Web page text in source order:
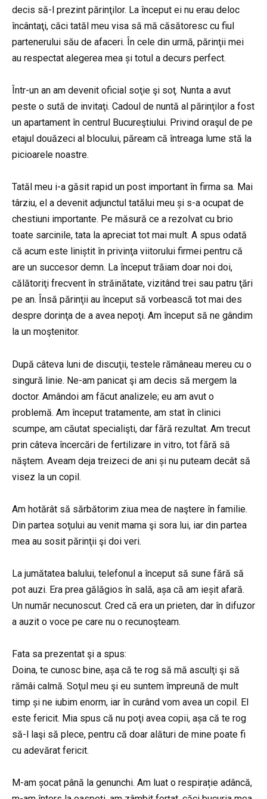
decis să-l prezint părinţilor. La început ei nu erau deloc
încântaţi, căci tatăl meu visa să mă căsătoresc cu fiul
partenerului său de afaceri. În cele din urmă, părinţii mei
au respectat alegerea mea și totul a decurs perfect.
Într-un an am devenit oficial soţie şi soţ. Nunta a avut
peste o sută de invitaţi. Cadoul de nuntă al părinţilor a fost
un apartament în centrul Bucureştiului. Privind oraşul de pe
etajul douăzeci al blocului, păream că întreaga lume stă la
picioarele noastre.
Tatăl meu i-a găsit rapid un post important în firma sa. Mai
târziu, el a devenit adjunctul tatălui meu și s-a ocupat de
chestiuni importante. Pe măsură ce a rezolvat cu brio
toate sarcinile, tata la apreciat tot mai mult. A spus odată
că acum este liniștit în privinţa viitorului firmei pentru că
are un succesor demn. La început trăiam doar noi doi,
călătoriţi frecvent în străinătate, vizitând trei sau patru ţări
pe an. Însă părinţii au început să vorbească tot mai des
despre dorinţa de a avea nepoţi. Am început să ne gândim
la un moştenitor.
După câteva luni de discuţii, testele rămâneau mereu cu o
singură linie. Ne-am panicat şi am decis să mergem la
doctor. Amândoi am făcut analizele; eu am avut o
problemă. Am început tratamente, am stat în clinici
scumpe, am căutat specialişti, dar fără rezultat. Am trecut
prin câteva încercări de fertilizare in vitro, tot fără să
năştem. Aveam deja treizeci de ani și nu puteam decât să
visez la un copil.
Am hotărât să sărbătorim ziua mea de naştere în familie.
Din partea soţului au venit mama şi sora lui, iar din partea
mea au sosit părinţii şi doi veri.
La jumătatea balului, telefonul a început să sune fără să
pot auzi. Era prea gălăgios în sală, așa că am ieșit afară.
Un număr necunoscut. Cred că era un prieten, dar în difuzor
a auzit o voce pe care nu o recunoşteam.
Fata sa prezentat şi a spus:
Doina, te cunosc bine, așa că te rog să mă asculţi şi să
rămâi calmă. Soţul meu şi eu suntem împreună de mult
timp și ne iubim enorm, iar în curând vom avea un copil. El
este fericit. Mia spus că nu poţi avea copii, așa că te rog
să-l laşi să plece, pentru că doar alături de mine poate fi
cu adevărat fericit.
M-am șocat până la genunchi. Am luat o respirație adâncă,